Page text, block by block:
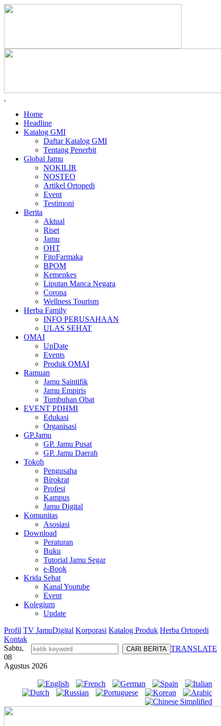
Home
Headline
Katalog GMI
Daftar Katalog GMI
Tentang Penerbit
Global Jamu
NOKILIR
NOSTEO
Artikel Ortopedi
Event
Testimoni
Berita
Aktual
Riset
Jamu
OHT
FitoFarmaka
BPOM
Kemenkes
Liputan Manca Negara
Corona
Wellness Tourism
Herba Family
INFO PERUSAHAAN
ULAS SEHAT
OMAI
UpDate
Events
Produk OMAI
Ramuan
Jamu Saintifik
Jamu Empiris
Tumbuhan Obat
EVENT PDHMI
Edukasi
Organisasi
GP.Jamu
GP. Jamu Pusat
GP. Jamu Daerah
Tokoh
Pengusaha
Birokrat
Profesi
Kampus
Jamu Digital
Komunitas
Asosiasi
Download
Peraturan
Buku
Tutorial Jamu Segar
e-Book
Krida Sehat
Kanal Youtube
Event
Kolegium
Update
Profil TV JamuDigital Korporasi Katalog Produk Herba Ortopedi
Kontak
TRANSLATE
Sabtu,
08
Agustus 2026